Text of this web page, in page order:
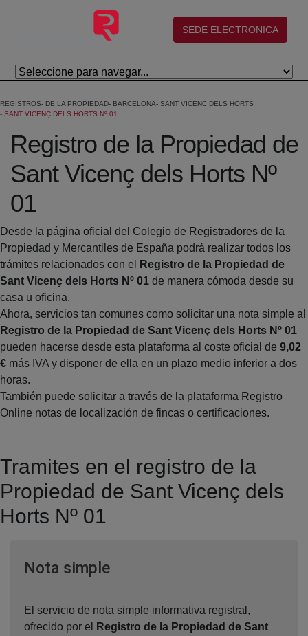
Salta al contingut principal
(abre en nueva ventana)
SEDE ELECTRONICA
REGISTROS DE LA PROPIEDAD BARCELONA
SANT VICENC DELS HORTS
SANT VICENÇ DELS HORTS Nº 01
Registro de la Propiedad de
Sant Vicenç dels Horts Nº
01
Desde la página oficial del Colegio de Registradores de la
Propiedad y Mercantiles de España podrá realizar todos los
trámites relacionados con el
Registro de la Propiedad de
Sant Vicenç dels Horts Nº 01 de manera cómoda desde su
casa u oficina.
Ahora, servicios tan comunes como solicitar una nota simple al
Registro de la Propiedad de Sant Vicenç dels Horts Nº 01
pueden hacerse desde esta plataforma al coste oficial de 9,02
€ más IVA y disponer de ella en un plazo medio inferior a dos
horas.
También puede solicitar a través de la plataforma Registro
Online notas de localización de fincas o certificaciones.
Tramites en el registro de la
Propiedad de Sant Vicenç dels
Horts Nº 01
Nota simpleVentana nueva
El servicio de nota simple informativa registral,
ofrecido por el
Registro de la Propiedad de Sant